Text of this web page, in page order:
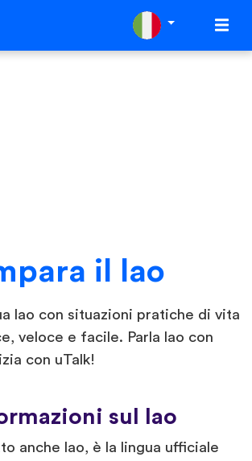
il lao
lao con situazioni pratiche di vita
veloce e facile. Parla lao con
con uTalk!
sul lao
anche lao, è la lingua ufficiale